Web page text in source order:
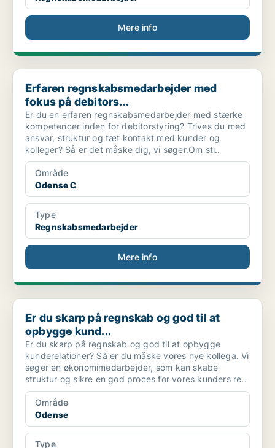
Mere info
Erfaren regnskabsmedarbejder med fokus på debitors...
Erfaren regnskabsmedarbejder med
fokus på debitors...
Er du en erfaren regnskabsmedarbejder med stærke
kompetencer inden for debitorstyring? Trives du med
ansvar, struktur og tæt kontakt med kunder og
kolleger? Så er det måske dig, vi søger.Om sti..
Område
Odense C
Type
Regnskabsmedarbejder
Mere info
Er du skarp på regnskab og god til at opbygge kund...
Er du skarp på regnskab og god til at
opbygge kund...
Er du skarp på regnskab og god til at opbygge
kunderelationer? Så er du måske vores nye kollega. Vi
søger en økonomimedarbejder, som kan skabe
struktur og sikre en god proces for vores kunders re..
Område
Odense
Type